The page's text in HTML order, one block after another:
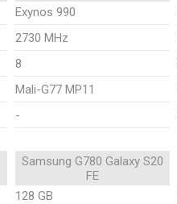
Exynos 990
2730 MHz
8
Mali-G77 MP11
-
Samsung G780 Galaxy S20
FE
128 GB